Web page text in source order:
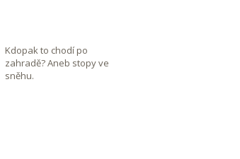
Kdopak to chodí po
zahradě? Aneb stopy ve
sněhu.